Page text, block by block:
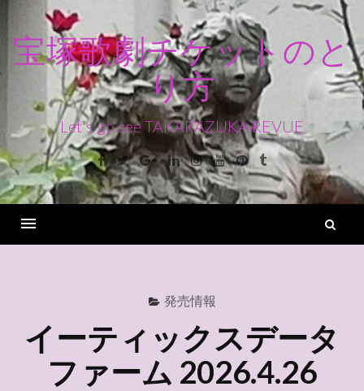
ン
ス
キ
ッ
宝塚歌劇チケットのと
り方
Let's go see TAKARAZUKA REVUE
Facebook
TwitterGoogle+LinkedinInstagram
YoutubePinterest
Tumblr
発売情報
イーティックスデータ
ファーム 2026.4.26